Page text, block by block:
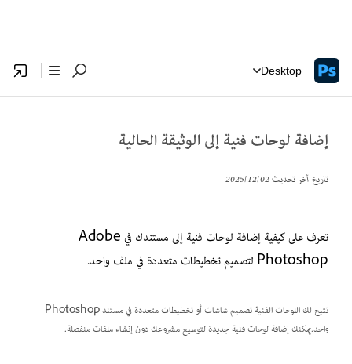
Desktop
إضافة لوحات فنية إلى الوثيقة الحالية
تاريخ آخر تحديث02‏/12‏/2025
تعرف على كيفية إضافة لوحات فنية إلى مستندك في Adobe
Photoshop لتصميم تخطيطات متعددة في ملف واحد.
تتيح لك اللوحات الفنية تصميم شاشات أو تخطيطات متعددة في مستند Photoshop
واحد.يمكنك إضافة لوحات فنية جديدة لتوسيع مشروعك دون إنشاء ملفات منفصلة.